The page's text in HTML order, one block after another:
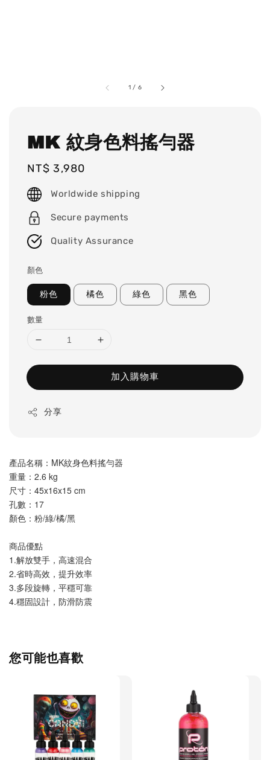
1 / 6
MK 紋身色料搖勻器
Regular
price
NT$ 3,980
Worldwide shipping
Secure payments
Quality Assurance
顏色
粉色 橘色 綠色 黑色
數量
加入購物車
分享
產品名稱：MK紋身色料搖勻器
重量：2.6 kg
尺寸：45x16x15 cm
孔數：17
顏色：粉/綠/橘/黑
商品優點
1.解放雙手，高速混合
2.省時高效，提升效率
3.多段旋轉，平穩可靠
4.穩固設計，防滑防震
您可能也喜歡